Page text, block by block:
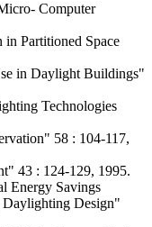
Computer
Partitioned Space
in Daylight Buildings"
Technologies
58 : 104-117,
43 : 124-129, 1995.
Energy Savings
Daylighting Design"